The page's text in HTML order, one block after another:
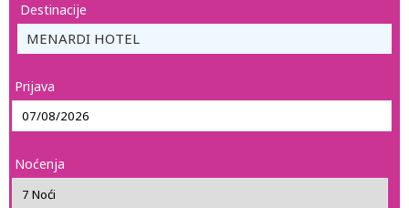
Destinacije
MENARDI HOTEL
Prijava
Noćenja